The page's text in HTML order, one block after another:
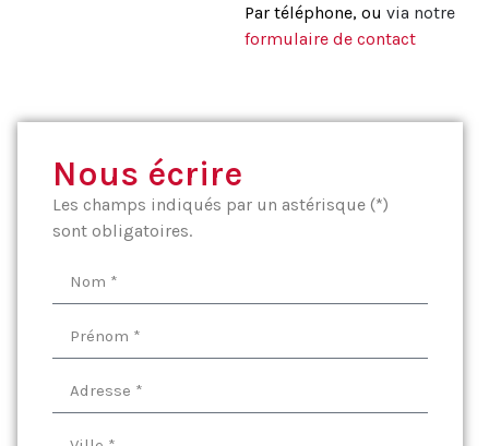
Par téléphone, ou via notre
formulaire de contact
Nous écrire
Les champs indiqués par un astérisque (*)
sont obligatoires.